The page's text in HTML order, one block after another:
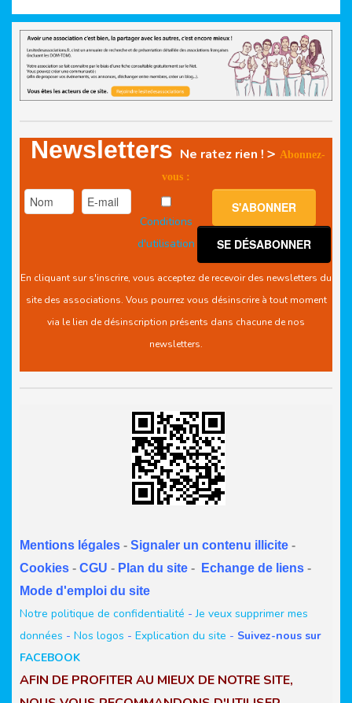
Newsletters Ne ratez rien ! > Abonnez-
vous :
Conditions
d'utilisation
En cliquant sur s'inscrire, vous acceptez de recevoir des newsletters du
site des associations. Vous pourrez vous désinscrire à tout moment
via le lien de désinscription présents dans chacune de nos
newsletters.
Mentions légales - Signaler un contenu illicite -
Cookies - CGU - Plan du site - Echange de liens -
Mode d'emploi du site
Notre politique de confidentialité -Je veux supprimer mes
données - Nos logos - Explication du site - Suivez-nous sur
FACEBOOK
AFIN DE PROFITER AU MIEUX DE NOTRE SITE,